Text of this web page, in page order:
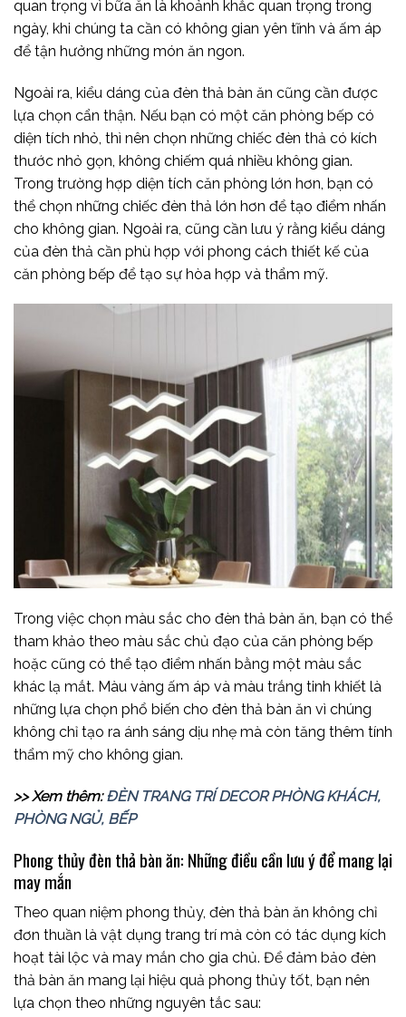
quan trọng vì bữa ăn là khoảnh khắc quan trọng trong
ngày, khi chúng ta cần có không gian yên tĩnh và ấm áp
để tận hưởng những món ăn ngon.
Ngoài ra, kiểu dáng của đèn thả bàn ăn cũng cần được
lựa chọn cẩn thận. Nếu bạn có một căn phòng bếp có
diện tích nhỏ, thì nên chọn những chiếc đèn thả có kích
thước nhỏ gọn, không chiếm quá nhiều không gian.
Trong trường hợp diện tích căn phòng lớn hơn, bạn có
thể chọn những chiếc đèn thả lớn hơn để tạo điểm nhấn
cho không gian. Ngoài ra, cũng cần lưu ý rằng kiểu dáng
của đèn thả cần phù hợp với phong cách thiết kế của
căn phòng bếp để tạo sự hòa hợp và thẩm mỹ.
Trong việc chọn màu sắc cho đèn thả bàn ăn, bạn có thể
tham khảo theo màu sắc chủ đạo của căn phòng bếp
hoặc cũng có thể tạo điểm nhấn bằng một màu sắc
khác lạ mắt. Màu vàng ấm áp và màu trắng tinh khiết là
những lựa chọn phổ biến cho đèn thả bàn ăn vì chúng
không chỉ tạo ra ánh sáng dịu nhẹ mà còn tăng thêm tính
thẩm mỹ cho không gian.
>> Xem thêm:ĐÈN TRANG TRÍ DECOR PHÒNG KHÁCH,
PHÒNG NGỦ, BẾP
Phong thủy đèn thả bàn ăn: Những điều cần lưu ý để mang lại
may mắn
Theo quan niệm phong thủy, đèn thả bàn ăn không chỉ
đơn thuần là vật dụng trang trí mà còn có tác dụng kích
hoạt tài lộc và may mắn cho gia chủ. Để đảm bảo đèn
thả bàn ăn mang lại hiệu quả phong thủy tốt, bạn nên
lựa chọn theo những nguyên tắc sau: